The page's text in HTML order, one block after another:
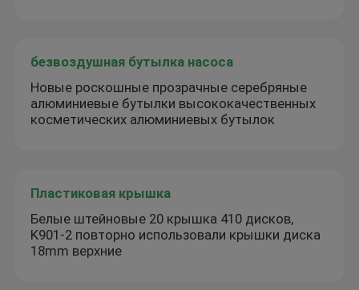
безвоздушная бутылка насоса
Новые роскошные прозрачные серебряные
алюминиевые бутылки высококачественных
косметических алюминиевых бутылок
Пластиковая крышка
Белые штейновые 20 крышка 410 дисков,
K901-2 повторно использовали крышки диска
18mm верхние